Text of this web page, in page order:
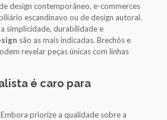
design contemporâneo, e-commerces
escandinavo ou de design autoral.
simplicidade, durabilidade e
são as mais indicadas. Brechós e
revelar peças únicas com linhas
é caro para
priorize a qualidade sobre a